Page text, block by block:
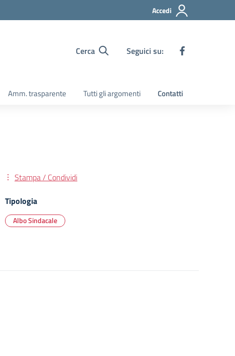
Accedi
Cerca Seguici su:
Amm. trasparente Tutti gli argomenti Contatti
Stampa / Condividi
Tipologia
Albo Sindacale